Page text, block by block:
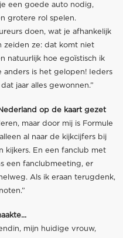
een goede auto nodig,
grotere rol spelen.
doen, wat je afhankelijk
zeiden ze: dat komt niet
natuurlijk hoe egoïstisch ik
anders is het gelopen! Ieders
jaar alles gewonnen.”
op de kaart gezet
maar door mij is Formule
al naar de kijkcijfers bij
kijkers. En een fanclub met
een fanclubmeeting, er
Als ik eraan terugdenk,
mijn huidige vrouw,